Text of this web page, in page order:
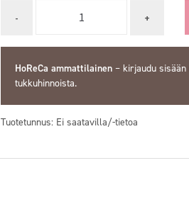
HoReCa ammattilainen – kirjaudu sisään
tukkuhinnoista.
Tuotetunnus: Ei saatavilla/-tietoa